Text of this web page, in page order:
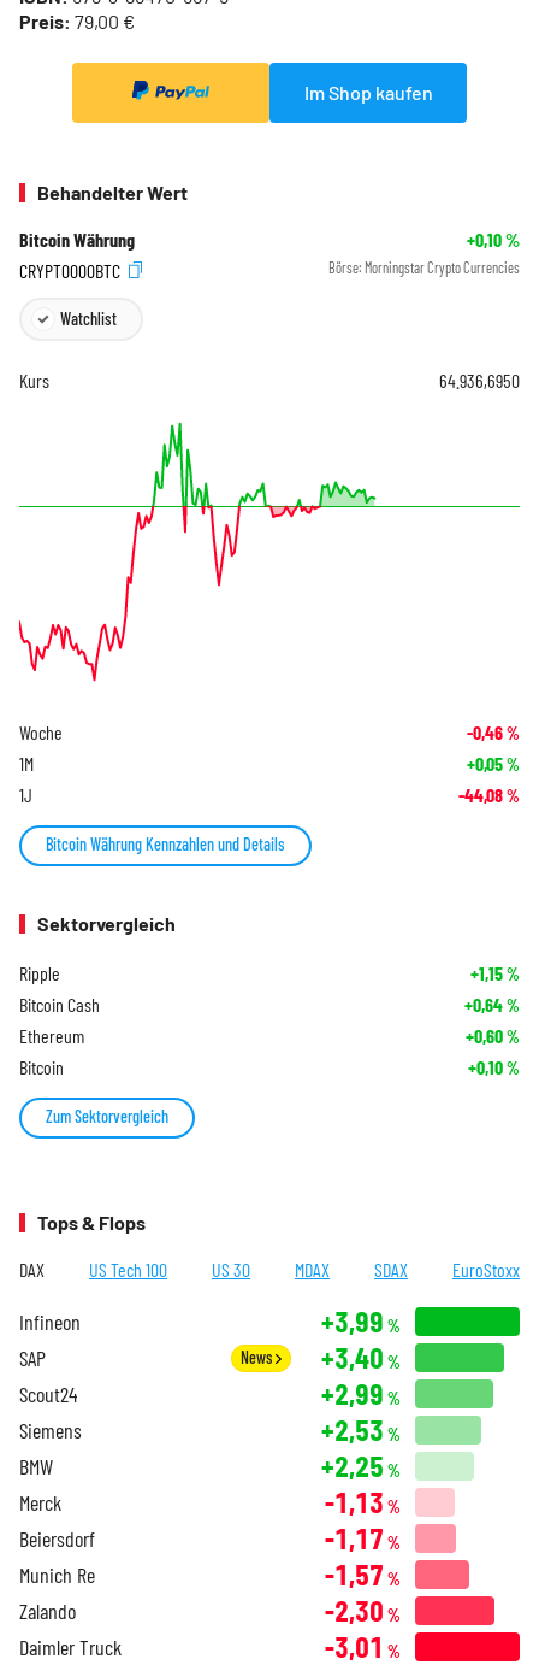
Preis: 79,00 €
Im Shop kaufen
Behandelter Wert
Bitcoin Währung +0,10%
CRYPT0000BTC
Börse: Morningstar Crypto Currencies
Watchlist
Kurs 64.936,6950
Woche -0,46%
1M +0,05%
1J -44,08%
Bitcoin Währung Kennzahlen und Details
Sektorvergleich
Ripple +1,15%
Bitcoin Cash +0,64%
Ethereum +0,60%
Bitcoin +0,10%
Zum Sektorvergleich
Tops & Flops
DAX US Tech 100 US 30 MDAX SDAX EuroStoxx
Infineon +3,99 %
SAP News +3,40 %
Scout24 +2,99 %
Siemens +2,53 %
BMW +2,25 %
Merck -1,13 %
Beiersdorf -1,17 %
Munich Re -1,57 %
Zalando -2,30 %
Daimler Truck -3,01 %